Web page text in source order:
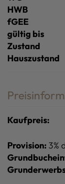
HWB
fGEE
gültig bis
Zustand
Hauszustand
Kaufpreis:
Provision: 3%